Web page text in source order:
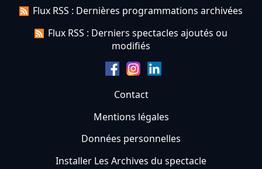
Flux RSS : Dernières programmations archivées
Flux RSS : Derniers spectacles ajoutés ou
modifiés
Contact
Mentions légales
Données personnelles
Installer Les Archives du spectacle